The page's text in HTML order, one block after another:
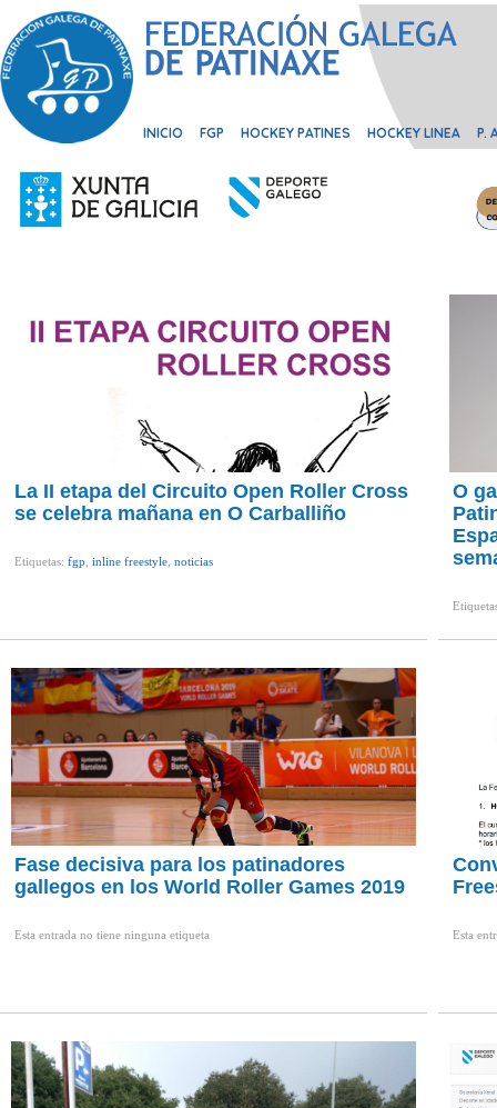
INICIO FGP HOCKEY PATINES HOCKEY LINEA P.
La II etapa del Circuito Open Roller Cross
se celebra mañana en O Carballiño
Etiquetas: fgp inline freestyle noticias
O
Fase decisiva para los patinadores
gallegos en los World Roller Games 2019
Esta entrada no tiene ninguna etiqueta Esta